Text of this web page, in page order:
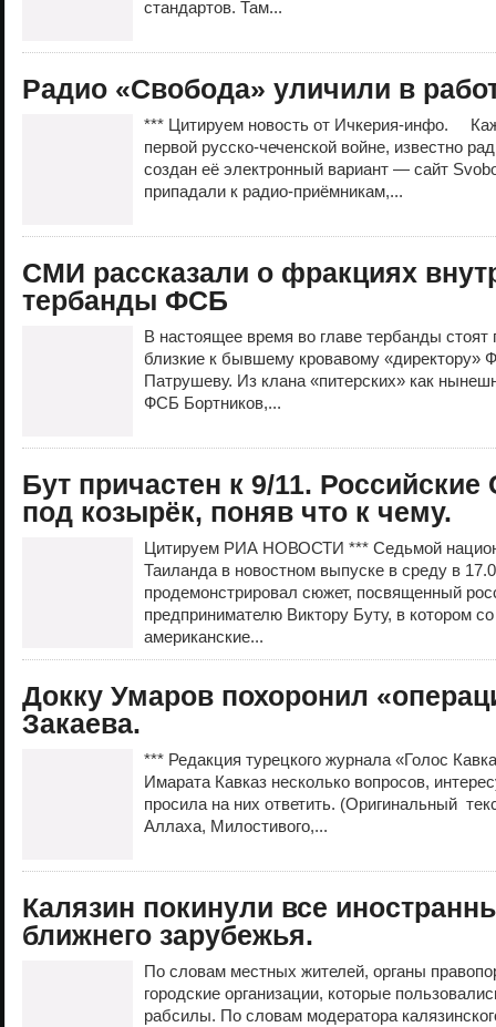
стандартов. Там...
Радио «Свобода» уличили в
*** Цитируем новость от Ичкерия-инфо.
первой русско-чеченской войне, известно
создан её электронный вариант — сайт
припадали к радио-приёмникам,...
СМИ рассказали о фракциях
тербанды ФСБ
В настоящее время во главе тербанды стоят
близкие к бывшему кровавому «директору»
Патрушеву. Из клана «питерских» как
ФСБ Бортников,...
Бут причастен к 9/11.
под козырёк, поняв что к чему.
Цитируем РИА НОВОСТИ *** Седьмой
Таиланда в новостном выпуске в среду в
продемонстрировал сюжет, посвященный
предпринимателю Виктору Буту, в котором
американские...
Докку Умаров похоронил
Закаева.
*** Редакция турецкого журнала «Голос
Имарата Кавказ несколько вопросов,
просила на них ответить. (Оригинальный
Аллаха, Милостивого,...
Калязин покинули все
ближнего зарубежья.
По словам местных жителей, органы
городские организации, которые
рабсилы. По словам модератора